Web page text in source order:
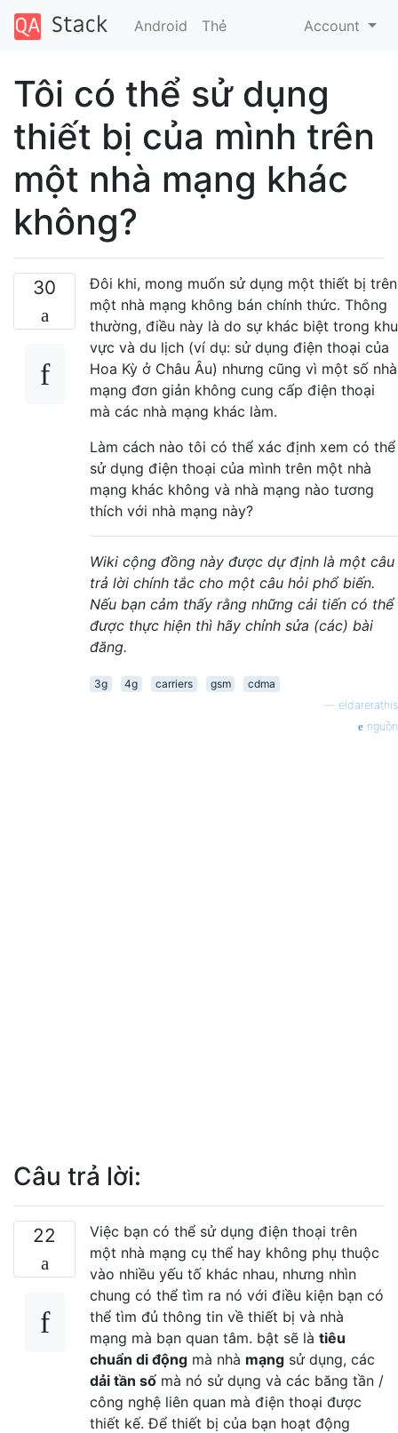
Android Thẻ Account
Tôi có thể sử dụng
thiết bị của mình trên
một nhà mạng khác
không?
30
Đôi khi, mong muốn sử dụng một thiết bị trên
một nhà mạng không bán chính thức. Thông
thường, điều này là do sự khác biệt trong khu
vực và du lịch (ví dụ: sử dụng điện thoại của
Hoa Kỳ ở Châu Âu) nhưng cũng vì một số nhà
mạng đơn giản không cung cấp điện thoại
mà các nhà mạng khác làm.
Làm cách nào tôi có thể xác định xem có thể
sử dụng điện thoại của mình trên một nhà
mạng khác không và nhà mạng nào tương
thích với nhà mạng này?
Wiki cộng đồng này được dự định là một câu
trả lời chính tắc cho một câu hỏi phổ biến.
Nếu bạn cảm thấy rằng những cải tiến có thể
được thực hiện thì hãy chỉnh sửa (các) bài
đăng.
3g 4g carriers gsm
cdma
eldarerathis
nguồn
Câu trả lời:
22
Việc bạn có thể sử dụng điện thoại trên
một nhà mạng cụ thể hay không phụ thuộc
vào nhiều yếu tố khác nhau, nhưng nhìn
chung có thể tìm ra nó với điều kiện bạn có
thể tìm đủ thông tin về thiết bị và nhà
mạng mà bạn quan tâm. bật sẽ là tiêu
chuẩn di động mà nhà mạng sử dụng, các
dải tần sốmà nó sử dụng và các băng tần /
công nghệ liên quan mà điện thoại được
thiết kế. Để thiết bị của bạn hoạt động